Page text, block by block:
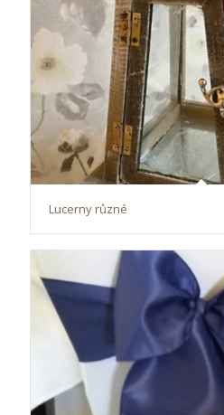
Lucerny různé